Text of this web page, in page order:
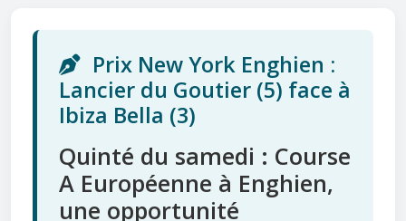
Prix New York Enghien :
Lancier du Goutier (5) face à
Ibiza Bella (3)
Quinté du samedi : Course
A Européenne à Enghien,
une opportunité